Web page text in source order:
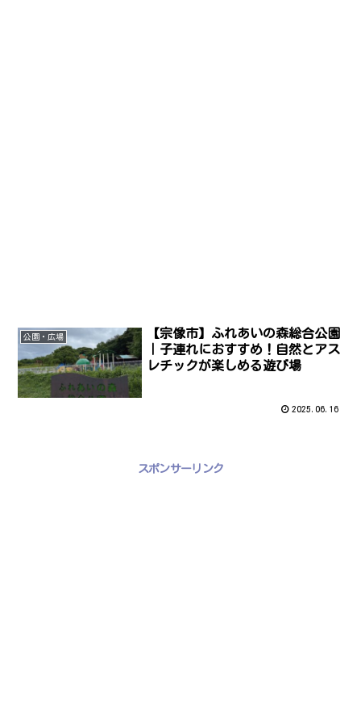
公園・広場
【宗像市】ふれあいの森総合公園
｜子連れにおすすめ！自然とアス
レチックが楽しめる遊び場
2025.06.16
スポンサーリンク